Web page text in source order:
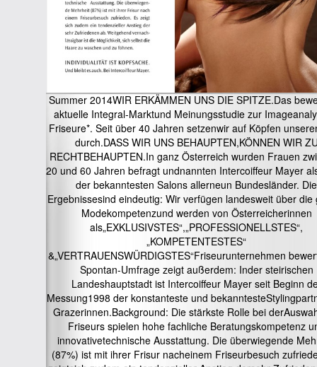
Summer 2014WIR ERKÄMMEN UNS DIE SPITZE.Das
aktuelle Integral-Marktund Meinungsstudie zur
Friseure*. Seit über 40 Jahren setzenwir auf Köpfen
durch.DASS WIR UNS BEHAUPTEN,KÖNNEN WIR
RECHTBEHAUPTEN.In ganz Österreich wurden Frauen
20 und 60 Jahren befragt undnannten Intercoiffeur Mayer
der bekanntesten Salons allerneun Bundesländer. Die
Ergebnissesind eindeutig: Wir verfügen landesweit über die
Modekompetenzund werden von Österreicherinnen
als„EXKLUSIVSTES“,„PROFESSIONELLSTES“,
„KOMPETENTESTES“
&„VERTRAUENSWÜRDIGSTES“Friseurunternehmen
Spontan-Umfrage zeigt außerdem: Inder steirischen
Landeshauptstadt ist Intercoiffeur Mayer seit Beginn
Messung1998 der konstanteste und
Grazerinnen.Background: Die stärkste Rolle bei
Friseurs spielen hohe fachliche Beratungskompetenz
innovativetechnische Ausstattung. Die überwiegende
(87%) ist mit ihrer Frisur nacheinem Friseurbesuch